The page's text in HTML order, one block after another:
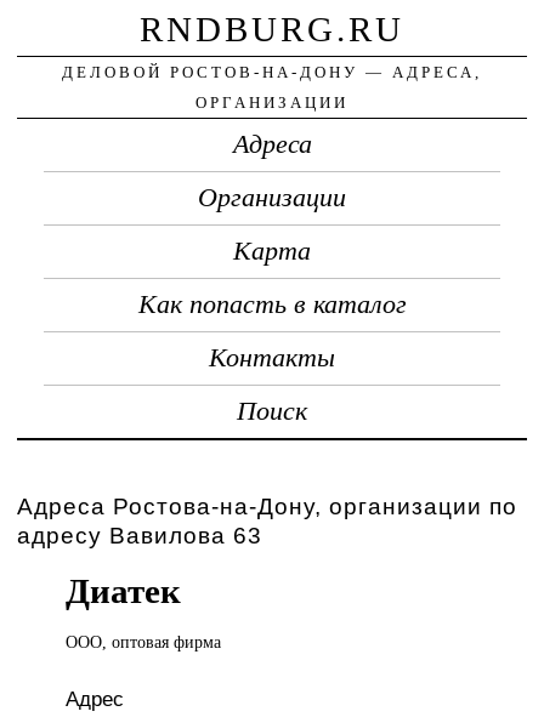
RNDBURG.RU
ДЕЛОВОЙ РОСТОВ-НА-ДОНУ — АДРЕСА,
ОРГАНИЗАЦИИ
Адреса
Организации
Карта
Как попасть в каталог
Контакты
Поиск
Адреса Ростова-на-Дону, организации по
адресу Вавилова 63
Диатек
ООО, оптоваяфирма
Адрес